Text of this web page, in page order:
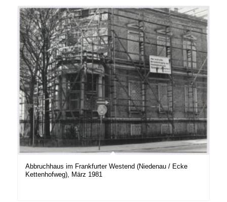
Abbruchhaus im Frankfurter Westend (Niedenau / Ecke
Kettenhofweg), März 1981